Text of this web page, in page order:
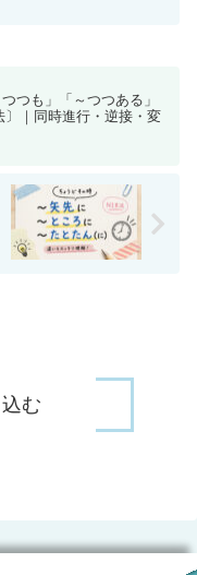
つも」「～つつある」
〕｜同時進行・逆接・変
む